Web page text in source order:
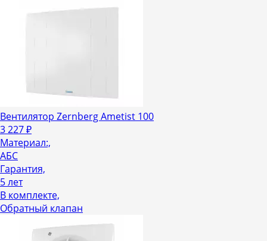
Вентилятор Zernberg Ametist 100
3 227₽
Материал:,
АБС
Гарантия,
5 лет
В комплекте,
Обратный клапан